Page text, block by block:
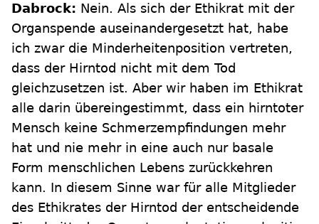
Dabrock: Nein. Als sich der Ethikrat mit der
Organspende auseinandergesetzt hat, habe
ich zwar die Minderheitenposition vertreten,
dass der Hirntod nicht mit dem Tod
gleichzusetzen ist. Aber wir haben im Ethikrat
alle darin übereingestimmt, dass ein hirntoter
Mensch keine Schmerzempfindungen mehr
hat und nie mehr in eine auch nur basale
Form menschlichen Lebens zurückkehren
kann. In diesem Sinne war für alle Mitglieder
des Ethikrates der Hirntod der entscheidende